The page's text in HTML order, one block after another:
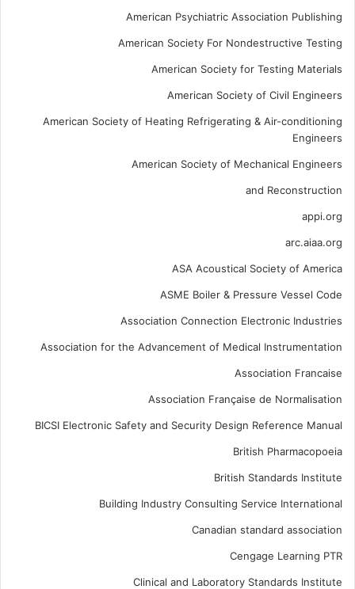
American Psychiatric Association Publishing
American Society For Nondestructive Testing
American Society for Testing Materials
American Society of Civil Engineers
American Society of Heating Refrigerating & Air-conditioning
Engineers
American Society of Mechanical Engineers
and Reconstruction
appi.org
arc.aiaa.org
ASA Acoustical Society of America
ASME Boiler & Pressure Vessel Code
Association Connection Electronic Industries
Association for the Advancement of Medical Instrumentation
Association Francaise
Association Française de Normalisation
BICSI Electronic Safety and Security Design Reference Manual
British Pharmacopoeia
British Standards Institute
Building Industry Consulting Service International
Canadian standard association
Cengage Learning PTR
Clinical and Laboratory Standards Institute